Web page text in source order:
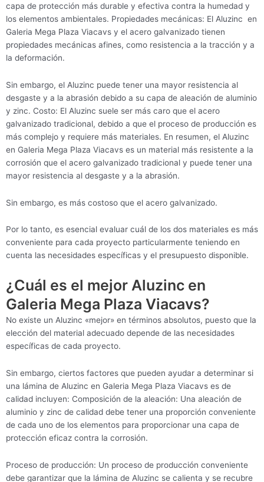
capa de protección más durable y efectiva contra la humedad y
los elementos ambientales. Propiedades mecánicas: El Aluzinc en
Galeria Mega Plaza Viacavs y el acero galvanizado tienen
propiedades mecánicas afines, como resistencia a la tracción y a
la deformación.
Sin embargo, el Aluzinc puede tener una mayor resistencia al
desgaste y a la abrasión debido a su capa de aleación de aluminio
y zinc. Costo: El Aluzinc suele ser más caro que el acero
galvanizado tradicional, debido a que el proceso de producción es
más complejo y requiere más materiales. En resumen, el Aluzinc
en Galeria Mega Plaza Viacavs es un material más resistente a la
corrosión que el acero galvanizado tradicional y puede tener una
mayor resistencia al desgaste y a la abrasión.
Sin embargo, es más costoso que el acero galvanizado.
Por lo tanto, es esencial evaluar cuál de los dos materiales es más
conveniente para cada proyecto particularmente teniendo en
cuenta las necesidades específicas y el presupuesto disponible.
¿Cuál es el mejor Aluzinc en
Galeria Mega Plaza Viacavs?
No existe un Aluzinc «mejor» en términos absolutos, puesto que la
elección del material adecuado depende de las necesidades
específicas de cada proyecto.
Sin embargo, ciertos factores que pueden ayudar a determinar si
una lámina de Aluzinc en Galeria Mega Plaza Viacavs es de
calidad incluyen: Composición de la aleación: Una aleación de
aluminio y zinc de calidad debe tener una proporción conveniente
de cada uno de los elementos para proporcionar una capa de
protección eficaz contra la corrosión.
Proceso de producción: Un proceso de producción conveniente
debe garantizar que la lámina de Aluzinc se calienta y se recubre